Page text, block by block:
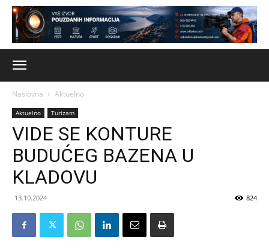
Naslovna Aktuelno
Aktuelno Turizam
VIDE SE KONTURE
BUDUĆEG BAZENA U
KLADOVU
13.10.2024 824